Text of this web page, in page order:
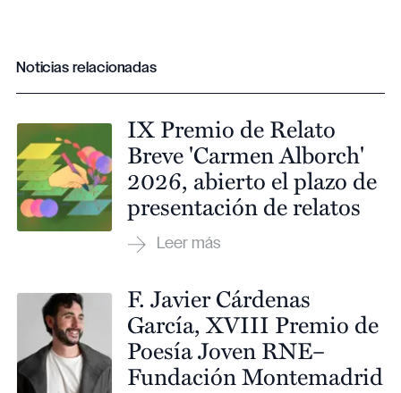
Noticias relacionadas
IX Premio de Relato
Breve 'Carmen Alborch'
2026, abierto el plazo de
presentación de relatos
F. Javier Cárdenas
García, XVIII Premio de
Poesía Joven RNE–
Fundación Montemadrid